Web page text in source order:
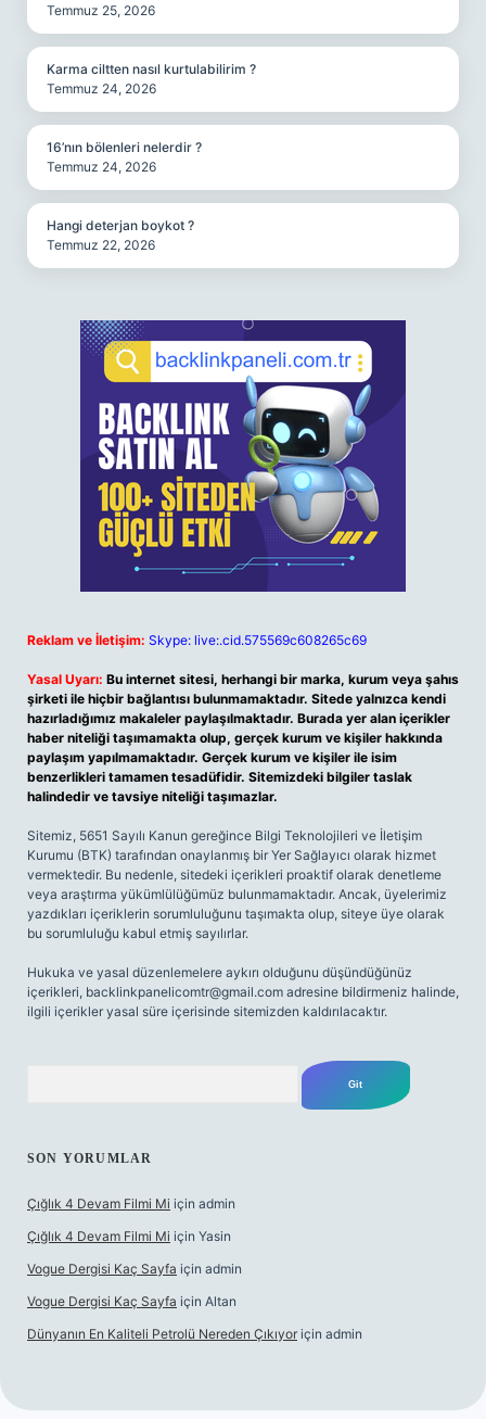
Temmuz 25, 2026
Karma ciltten nasıl kurtulabilirim ?
Temmuz 24, 2026
16’nın bölenleri nelerdir ?
Temmuz 24, 2026
Hangi deterjan boykot ?
Temmuz 22, 2026
Reklam ve İletişim: Skype: live:.cid.575569c608265c69
Yasal Uyarı: Bu internet sitesi, herhangi bir marka, kurum veya şahıs
şirketi ile hiçbir bağlantısı bulunmamaktadır. Sitede yalnızca kendi
hazırladığımız makaleler paylaşılmaktadır. Burada yer alan içerikler
haber niteliği taşımamakta olup, gerçek kurum ve kişiler hakkında
paylaşım yapılmamaktadır. Gerçek kurum ve kişiler ile isim
benzerlikleri tamamen tesadüfidir. Sitemizdeki bilgiler taslak
halindedir ve tavsiye niteliği taşımazlar.
Sitemiz, 5651 Sayılı Kanun gereğince Bilgi Teknolojileri ve İletişim
Kurumu (BTK) tarafından onaylanmış bir Yer Sağlayıcı olarak hizmet
vermektedir. Bu nedenle, sitedeki içerikleri proaktif olarak denetleme
veya araştırma yükümlülüğümüz bulunmamaktadır. Ancak, üyelerimiz
yazdıkları içeriklerin sorumluluğunu taşımakta olup, siteye üye olarak
bu sorumluluğu kabul etmiş sayılırlar.
Hukuka ve yasal düzenlemelere aykırı olduğunu düşündüğünüz
içerikleri, backlinkpanelicomtr@gmail.com adresine bildirmeniz halinde,
ilgili içerikler yasal süre içerisinde sitemizden kaldırılacaktır.
SON YORUMLAR
Çığlık 4 Devam Filmi Mi için admin
Çığlık 4 Devam Filmi Mi için Yasin
Vogue Dergisi Kaç Sayfa için admin
Vogue Dergisi Kaç Sayfa için Altan
Dünyanın En Kaliteli Petrolü Nereden Çıkıyor için admin